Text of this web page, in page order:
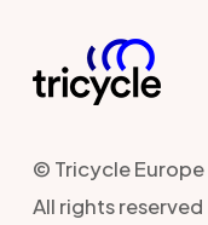
© Tricycle Europe
All rights reserved